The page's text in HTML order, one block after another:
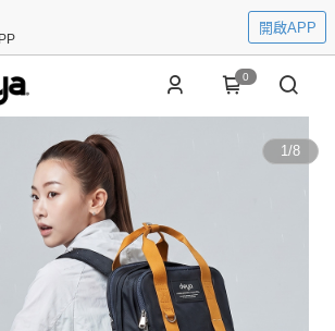
開啟APP
0
1/8